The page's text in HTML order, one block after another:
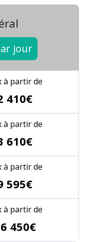
jour
à partir de
410€
à partir de
610€
à partir de
595€
à partir de
450€